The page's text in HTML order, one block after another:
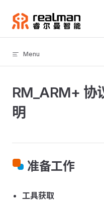
Skip to content
Menu
RM_ARM+ 协
明
准备工作
工具获取